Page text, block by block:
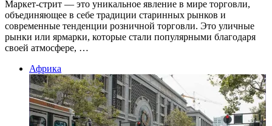
Маркет-стрит — это уникальное явление в мире торговли,
объединяющее в себе традиции старинных рынков и
современные тенденции розничной торговли. Это уличные
рынки или ярмарки, которые стали популярными благодаря
своей атмосфере, …
Африка